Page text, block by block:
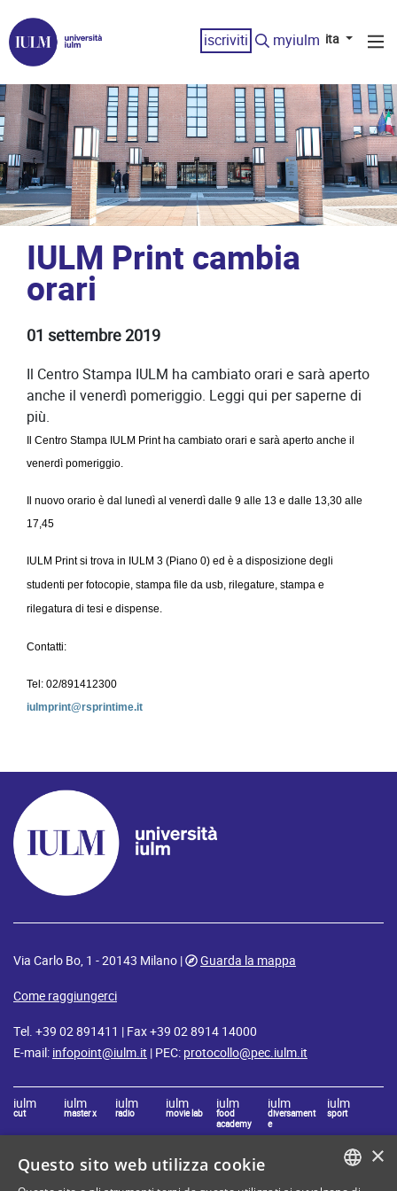
iscriviti myiulm ita
IULM Print cambia
orari
01 settembre 2019
Il Centro Stampa IULM ha cambiato orari e sarà aperto
anche il venerdì pomeriggio. Leggi qui per saperne di
più.
Il Centro Stampa IULM Printha cambiato orari e sarà aperto anche il
venerdì pomeriggio.
Il nuovo orario è dal lunedì al venerdì dalle 9 alle 13 e dalle 13,30 alle
17,45
IULM Printsi trova in IULM 3 (Piano 0) ed è a disposizione degli
studenti per fotocopie, stampa file da usb, rilegature, stampa e
rilegatura di tesi e dispense.
Contatti:
Tel: 02/891412300
iulmprint@rsprintime.it
Via Carlo Bo, 1 - 20143 Milano |
Guarda la mappa
Come raggiungerci
Tel. +39 02 891411 | Fax +39 02 8914 14000
E-mail: infopoint@iulm.it | PEC: protocollo@pec.iulm.it
iulm
cut
iulm
master x
iulm
radio
iulm
movie lab
iulm
food
academy
iulm
diversament
e
iulm
sport
Resta connesso con IULM
×
Questo sito web utilizza cookie